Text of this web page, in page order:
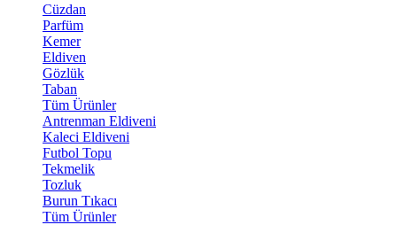
Cüzdan
Parfüm
Kemer
Eldiven
Gözlük
Taban
Tüm Ürünler
Antrenman Eldiveni
Kaleci Eldiveni
Futbol Topu
Tekmelik
Tozluk
Burun Tıkacı
Tüm Ürünler